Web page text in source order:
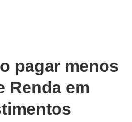
pagar menos
Renda em